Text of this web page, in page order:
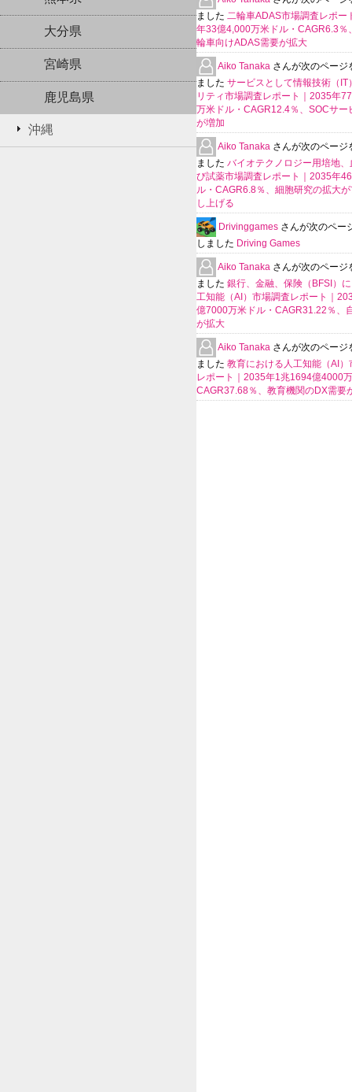
大分県
宮崎県
鹿児島県
沖縄
ました 二輪車ADAS市場調査レポー
年33億4,000万米ドル・CAGR6.3％
輪車向けADAS需要が拡大
Aiko Tanaka さんが次のページ
ました サービスとして情報技術（IT
リティ市場調査レポート｜2035年
万米ドル・CAGR12.4％、SOCサー
が増加
Aiko Tanaka さんが次のページ
ました バイオテクノロジー用培地、
び試薬市場調査レポート｜2035年
ル・CAGR6.8％、細胞研究の拡大
し上げる
Drivinggames さんが次のペー
しました Driving Games
Aiko Tanaka さんが次のページ
ました 銀行、金融、保険（BFSI）
工知能（AI）市場調査レポート｜
億7000万米ドル・CAGR31.22％、
が拡大
Aiko Tanaka さんが次のページ
ました 教育における人工知能（AI）
レポート｜2035年1兆1694億4000
CAGR37.68％、教育機関のDX需要